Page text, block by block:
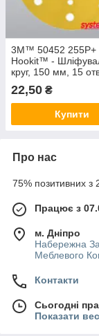
3М™ 50452 255P+
Hookit™ -
круг, 150 мм, 15
P360
22,50 ₴
Купити
Про нас
75% позитивних з
Працює з
м. Дніпро
Набережна
Меблевого
Контакти
Сьогодні
Показати